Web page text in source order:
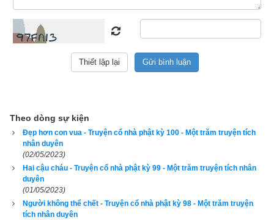
thật trọng hậu, vậy khanh muốn gì cứ nói ra.”
Trưởng giả tâu: “Xin đại vương xá tội cho, tôi mới dám nói.”
Vua đáp: “Khanh muốn gì cứ nói, ta sẽ lắng nghe, không bắt
lên làm vua trong bảy ngày.
Ông trưởng giả lên làm vua rồi, liền sai người đi đánh trống
mà loan báo khắp nơi trong thành rằng: “Trong hạn bảy ngày,
tất cả nhân dân đều được tự do, không bị bắt buộc phải làm
bất cứ việc gì do quan viên sai khiến.” Lại sai sứ đến nói với
vua các nước nhỏ chư hầu rằng, trong hạn bảy ngày, phải bãi
Theo dòng sự kiện
Đẹp hơn con vua - Truyện cổ nhà phật kỳ 100 - Một trăm truyện tích
nhân duyên
(02/05/2023)
Hai cậu cháu - Truyện cổ nhà phật kỳ 99 - Một trăm truyện tích nhân
duyên
(01/05/2023)
Người không thể chết - Truyện cổ nhà phật kỳ 98 - Một trăm truyện
tích nhân duyên